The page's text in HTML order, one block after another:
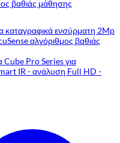
βαθιάς μάθησης